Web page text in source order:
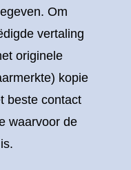
Om
vertaling
originele
kopie
beste contact
waarvoor de